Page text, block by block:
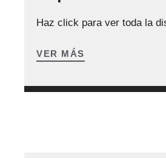
Haz click para ver toda la
VER MÁS